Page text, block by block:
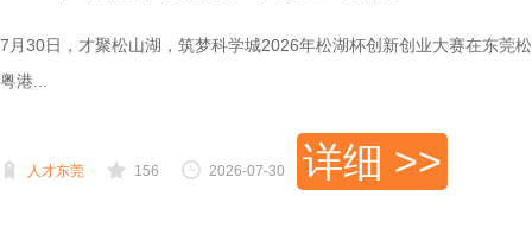
7月30日，才聚松山湖，筑梦科学城2026年松湖杯创新创业大赛在东莞
粤港...
人才东莞 156 2026-07-30 详细 >>